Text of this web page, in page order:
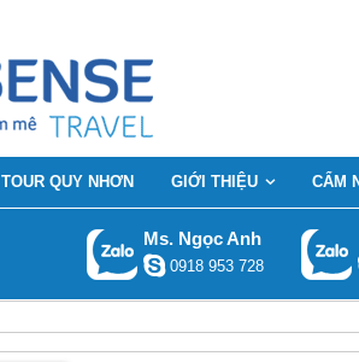
TOUR QUY NHƠN GIỚI THIỆU CẨM
Ms. Ngọc Anh
0918 953 728